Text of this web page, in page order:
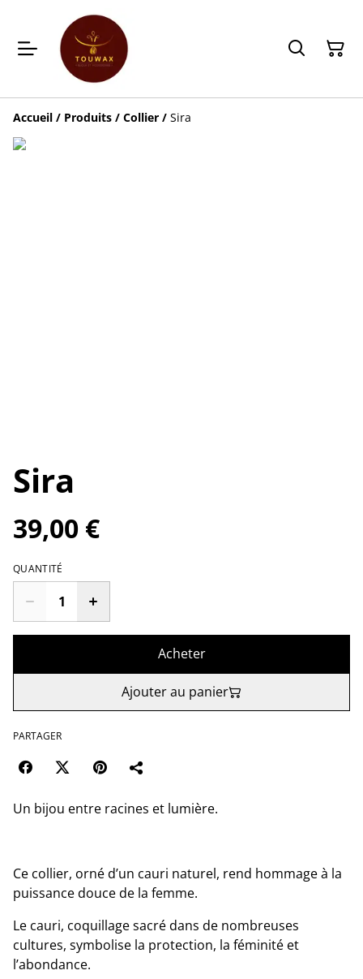
Accueil / Produits / Collier / Sira
Sira
39,00 €
QUANTITÉ
Acheter
Ajouter au panier
PARTAGER
Un bijou entre racines et lumière.
Ce collier, orné d’un cauri naturel, rend hommage à la
puissance douce de la femme.
Le cauri, coquillage sacré dans de nombreuses
cultures, symbolise la protection, la féminité et
l’abondance.